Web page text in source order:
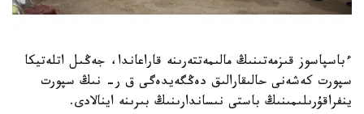
ءباسپاسوز قىزمەتىنىڭ مالىمەتتەرىنە قاراعاندا، جەڭىل اتلەتيكا
سپورت كەشەنى حالىقارالىق دەڭگەيدەگى ق ر- نىڭ سپورت
ينفراقۇرىلىمىنىڭ باستى نىساندارىنىڭ بىرىنە اينالادى.